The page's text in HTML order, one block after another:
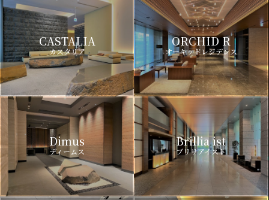
CASTALIA
カスタリア
ORCHID R
オーキッドレジデンス
Dimus
ディームス
Brillia ist
ブリリアイスト